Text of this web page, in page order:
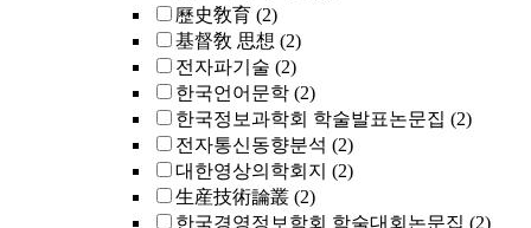
歷史敎育 (2)
基督敎 思想 (2)
전자파기술 (2)
한국언어문학 (2)
한국정보과학회 학술발표논문집 (2)
전자통신동향분석 (2)
대한영상의학회지 (2)
生産技術論叢 (2)
한국경영정보학회 학술대회논문집 (2)